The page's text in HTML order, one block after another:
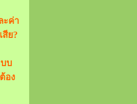
ะค่า
สีย?
บ
อง